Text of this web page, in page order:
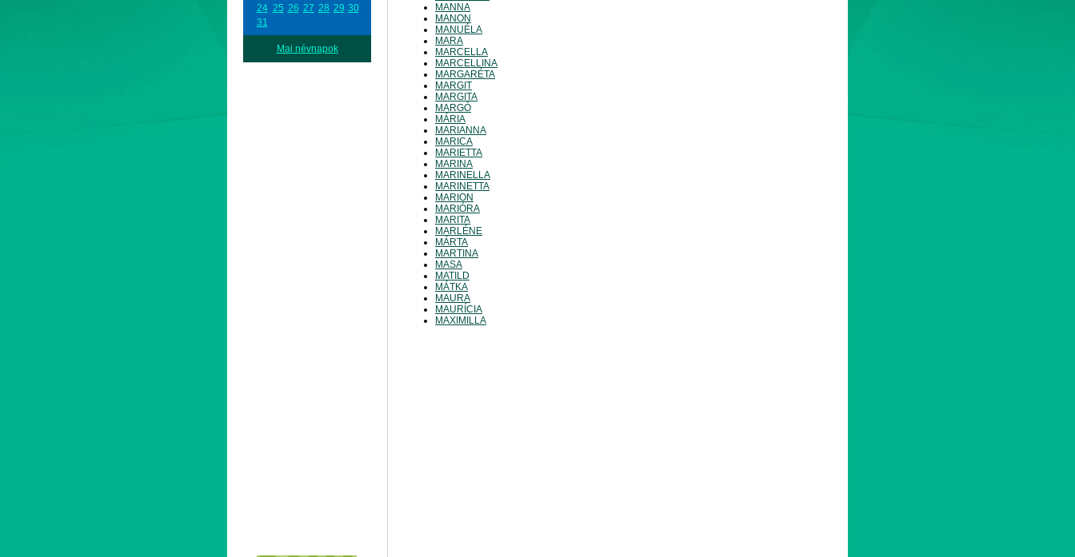
24 25 26 27 28 29 30
31
Mai névnapok
MANNA
MANON
MANUÉLA
MARA
MARCELLA
MARCELLINA
MARGARÉTA
MARGIT
MARGITA
MARGÓ
MÁRIA
MARIANNA
MARICA
MARIETTA
MARINA
MARINELLA
MARINETTA
MARION
MARIÓRA
MARITA
MARLÉNE
MÁRTA
MARTINA
MASA
MATILD
MÁTKA
MAURA
MAURÍCIA
MAXIMILLA